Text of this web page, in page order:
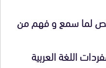
لما سمع و فهم من
اللغة العربية